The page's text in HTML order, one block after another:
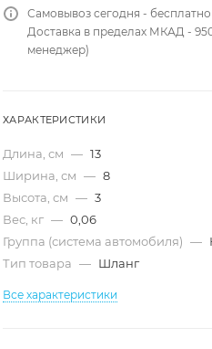
Самовывоз сегодня - бесплатно
Доставка в пределах МКАД -
менеджер)
ХАРАКТЕРИСТИКИ
Длина, см — 13
Ширина, см — 8
Высота, см — 3
Вес, кг — 0,06
Группа (система автомобиля) —
Тип товара — Шланг
Все характеристики